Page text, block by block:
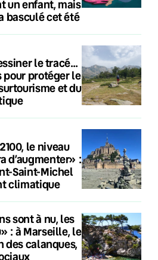
un enfant, mais
basculé cet été
le tracé…
pour protéger le
et du
le niveau
d’augmenter» :
Saint-Michel
climatique
sont à nu, les
: à Marseille, le
des calanques,